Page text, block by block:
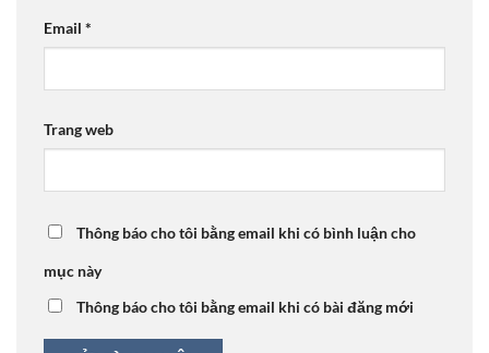
Email *
Trang web
Thông báo cho tôi bằng email khi có bình luận cho
mục này
Thông báo cho tôi bằng email khi có bài đăng mới